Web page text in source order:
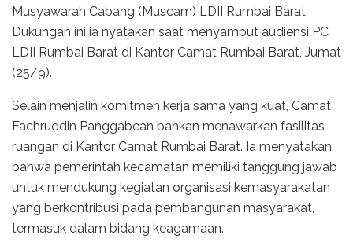
Musyawarah Cabang (Muscam) LDII Rumbai Barat.
Dukungan ini ia nyatakan saat menyambut audiensi PC
LDII Rumbai Barat di Kantor Camat Rumbai Barat, Jumat
(25/9).
Selain menjalin komitmen kerja sama yang kuat, Camat
Fachruddin Panggabean bahkan menawarkan fasilitas
ruangan di Kantor Camat Rumbai Barat. Ia menyatakan
bahwa pemerintah kecamatan memiliki tanggung jawab
untuk mendukung kegiatan organisasi kemasyarakatan
yang berkontribusi pada pembangunan masyarakat,
termasuk dalam bidang keagamaan.